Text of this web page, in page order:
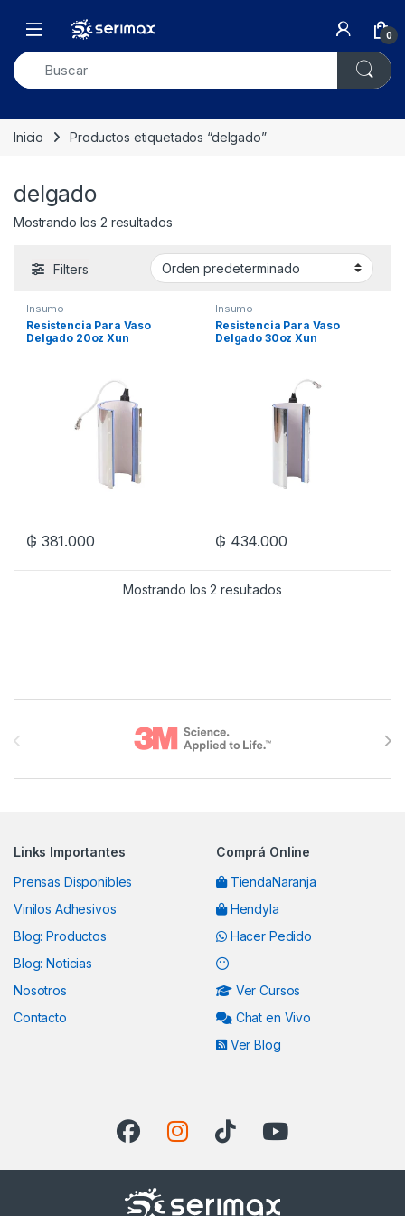
Open 0
Inicio Productos etiquetados “delgado”
delgado
Mostrando los 2 resultados
Filters
Insumo
Resistencia Para Vaso
Delgado 20oz Xun
₲ 381.000
Insumo
Resistencia Para Vaso
Delgado 30oz Xun
₲ 434.000
Mostrando los 2 resultados
Links Importantes
Prensas Disponibles
Vinilos Adhesivos
Blog: Productos
Blog: Noticias
Nosotros
Contacto
Comprá Online
TiendaNaranja
Hendyla
Hacer Pedido
Ver Cursos
Chat en Vivo
Ver Blog